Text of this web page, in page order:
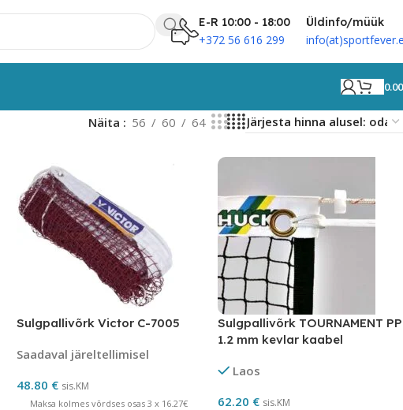
E-R 10:00 - 18:00
+372 56 616 299
Üldinfo/müük
Näita 56 60 64
Sulgpallivõrk Victor C-7005
Saadaval järeltellimisel
48.80 € sis.KM
Maksa kolmes võrdses osas 3 x 16.27€
Sulgpallivõrk TOURNAMENT PP
1.2 mm kevlar kaabel
Laos
62.20 € sis.KM